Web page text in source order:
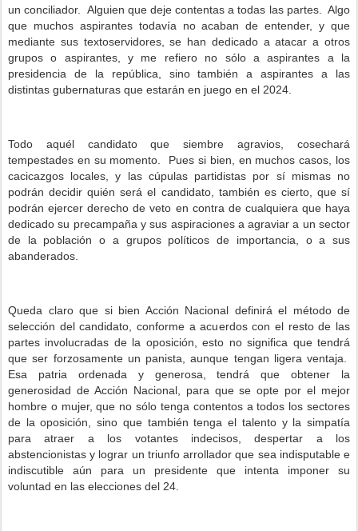
un conciliador. Alguien que deje contentas a todas las partes. Algo
que muchos aspirantes todavía no acaban de entender, y que
mediante sus textoservidores, se han dedicado a atacar a otros
grupos o aspirantes, y me refiero no sólo a aspirantes a la
presidencia de la república, sino también a aspirantes a las
distintas gubernaturas que estarán en juego en el 2024.
Todo aquél candidato que siembre agravios, cosechará
tempestades en su momento.
Pues si bien, en muchos casos, los
cacicazgos locales, y las cúpulas partidistas por sí mismas no
podrán decidir quién será el candidato, también es cierto, que sí
podrán ejercer derecho de veto en contra de cualquiera que haya
dedicado su precampaña y sus aspiraciones a agraviar a un sector
de la población o a grupos políticos de importancia, o a sus
abanderados.
Queda claro que si bien Acción Nacional definirá el método de
selección del candidato, conforme a acuerdos con el resto de las
partes involucradas de la oposición, esto no significa que tendrá
que ser forzosamente un panista, aunque tengan ligera ventaja.
Esa patria ordenada y generosa, tendrá que obtener la
generosidad de Acción Nacional, para que se opte por el mejor
hombre o mujer, que no sólo tenga contentos a todos los sectores
de la oposición, sino que también tenga el talento y la simpatía
para atraer a los votantes indecisos, despertar a los
abstencionistas y lograr un triunfo arrollador que sea indisputable e
indiscutible aún para un presidente que intenta imponer su
voluntad en las elecciones del 24.